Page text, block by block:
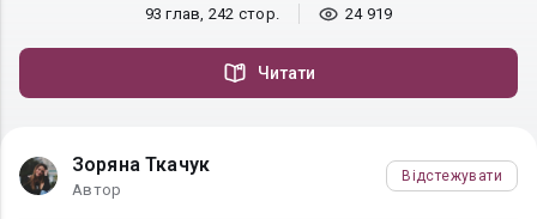
93 глав, 242 стор. 24 919
Читати
Зоряна Ткачук
Автор
Відстежувати